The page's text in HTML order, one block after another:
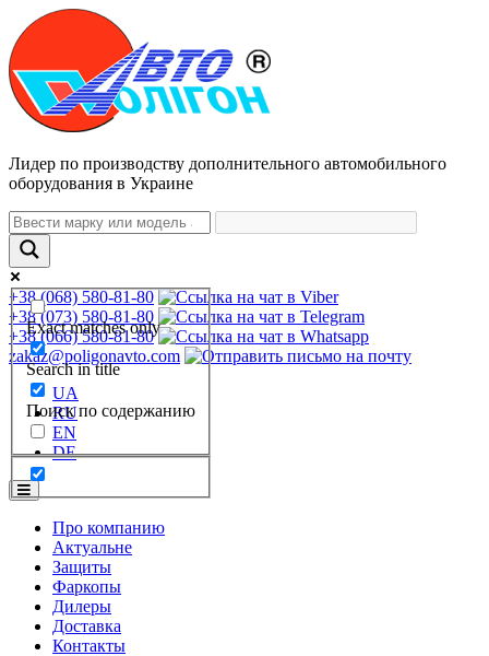
Лидер по производству дополнительного автомобильного
оборудования в Украине
Exact matches only
Search in title
Поиск по содержанию
+38 (068) 580-81-80
+38 (073) 580-81-80
+38 (066) 580-81-80
zakaz@poligonavto.com
UA
RU
EN
DE
Про компанию
Актуальне
Защиты
Фаркопы
Дилеры
Доставка
Контакты